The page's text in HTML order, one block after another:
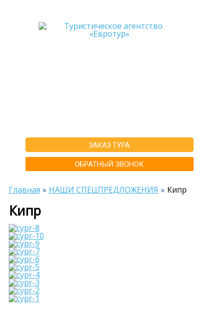
ЗАКАЗ ТУРА
ОБРАТНЫЙ ЗВОНОК
Главная НАШИ СПЕЦПРЕДЛОЖЕНИЯ Кипр
Кипр